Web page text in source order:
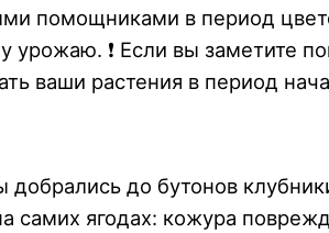
помощниками в период
урожаю. ❗ Если вы заметите
ваши растения в период
добрались до бутонов
самих ягодах: кожура